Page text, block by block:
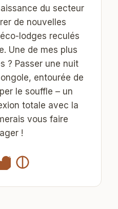
du secteur
de nouvelles
lodges reculés
Une de mes plus
? Passer une nuit
entourée de
le souffle – un
totale avec la
vous faire
!